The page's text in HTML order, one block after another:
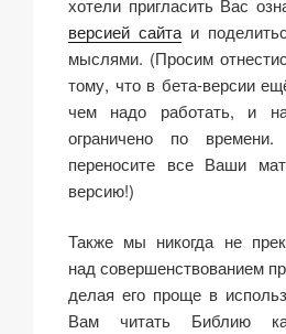
хотели пригласить Вас
версией сайта и
мыслями. (Просим
тому, что в бета-версии
чем надо работать, и
ограничено по
переносите все Ваши
версию!)
Также мы никогда не
над совершенствованием
делая его проще в
Вам читать Библию